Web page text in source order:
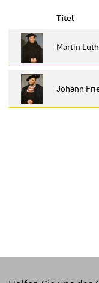
Titel
Martin
Johann